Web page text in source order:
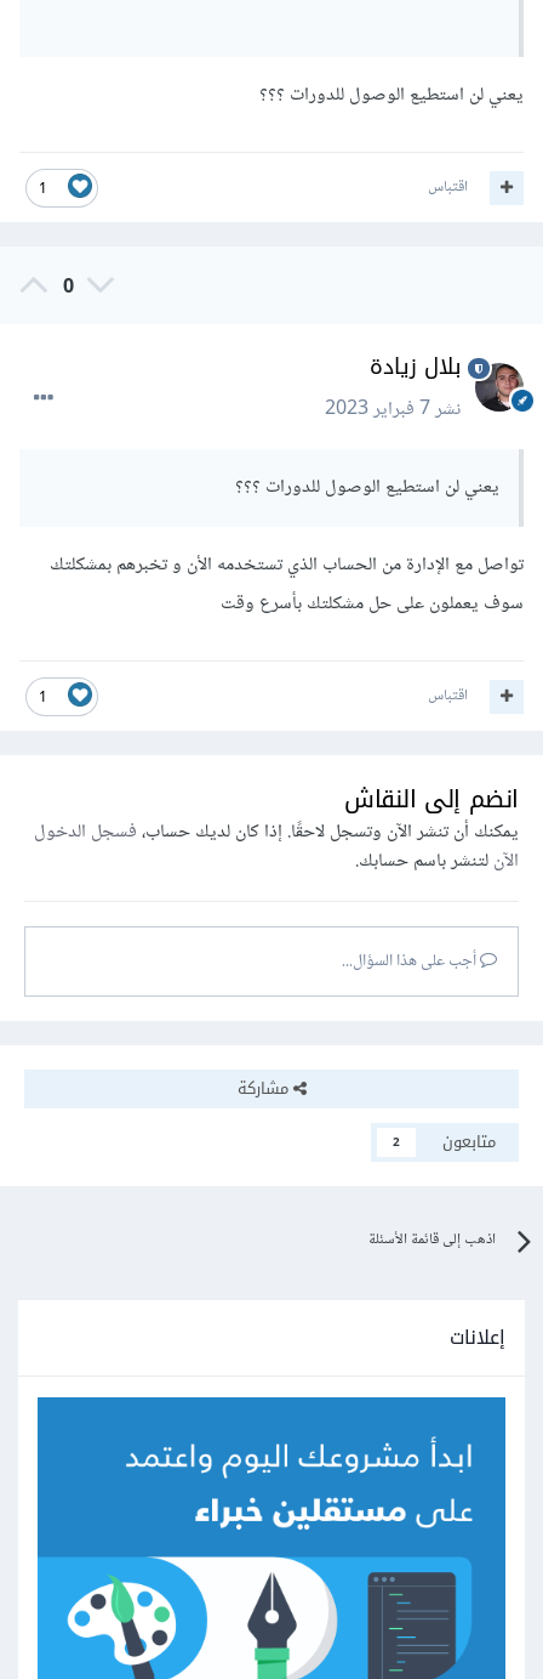
يعني لن استطيع الوصول للدورات ؟؟؟
1 اقتباس
0
بلال زيادة
نشر7 فبراير 2023
يعني لن استطيع الوصول للدورات ؟؟؟
تواصل مع الإدارة من الحساب الذي تستخدمه الأن و تخبرهم بمشكلتك
سوف يعملون على حل مشكلتك بأسرع وقت
1 اقتباس
انضم إلى النقاش
يمكنك أن تنشر الآن وتسجل لاحقًا. إذا كان لديك حساب،فسجل الدخول
الآنلتنشر باسم حسابك.
أجب على هذا السؤال...
مشاركة
متابعون
2
اذهب إلى قائمة الأسئلة
إعلانات